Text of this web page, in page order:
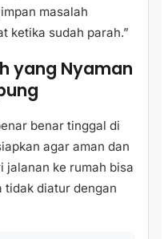
masalah
ketika sudah parah.”
yang Nyaman
benar tinggal di
agar aman dan
jalanan ke rumah bisa
tidak diatur dengan